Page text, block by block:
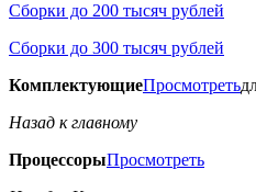
Сборки до 200 тысяч рублей
Сборки до 300 тысяч рублей
КомплектующиеПросмотреть
Назад к главному
ПроцессорыПросмотреть